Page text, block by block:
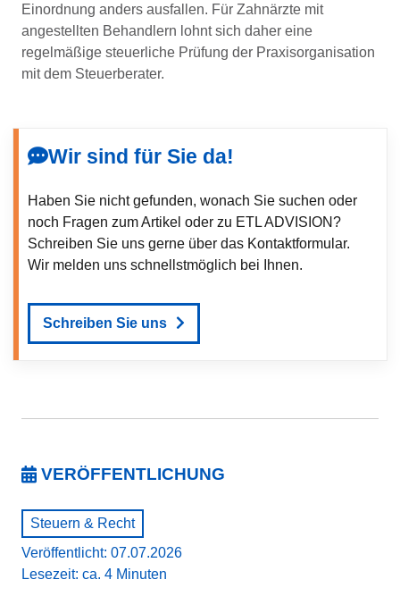
Einordnung anders ausfallen. Für Zahnärzte mit
angestellten Behandlern lohnt sich daher eine
regelmäßige steuerliche Prüfung der Praxisorganisation
mit dem Steuerberater.
Wir sind für Sie da!
Haben Sie nicht gefunden, wonach Sie suchen oder
noch Fragen zum Artikel oder zu ETL ADVISION?
Schreiben Sie uns gerne über das Kontaktformular.
Wir melden uns schnellstmöglich bei Ihnen.
Schreiben Sie uns
VERÖFFENTLICHUNG
Steuern & Recht
Veröffentlicht: 07.07.2026
Lesezeit: ca. 4 Minuten